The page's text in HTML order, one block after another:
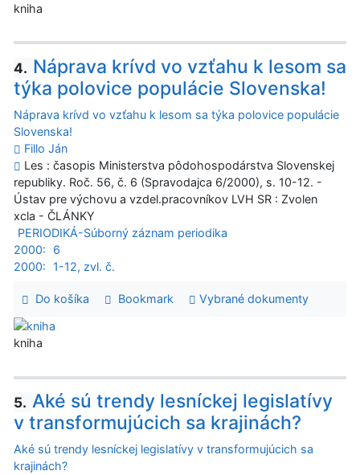
kniha
4. Náprava krívd vo vzťahu k lesom sa
týka polovice populácie Slovenska!
Náprava krívd vo vzťahu k lesom sa týka polovice populácie
Slovenska!
Fillo Ján
Les : časopis Ministerstva pôdohospodárstva Slovenskej
republiky. Roč. 56, č. 6 (Spravodajca 6/2000), s. 10-12. -
Ústav pre výchovu a vzdel.pracovníkov LVH SR : Zvolen
xcla - ČLÁNKY
PERIODIKÁ-Súborný záznam periodika
2000:
6
2000:
1-12, zvl. č.
Do košíka Bookmark Vybrané dokumenty
kniha
5. Aké sú trendy lesníckej legislatívy
v transformujúcich sa krajinách?
Aké sú trendy lesníckej legislatívy v transformujúcich sa
krajinách?